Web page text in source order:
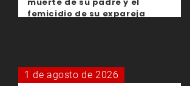
femicidio de su expareja
1 de agosto de 2026